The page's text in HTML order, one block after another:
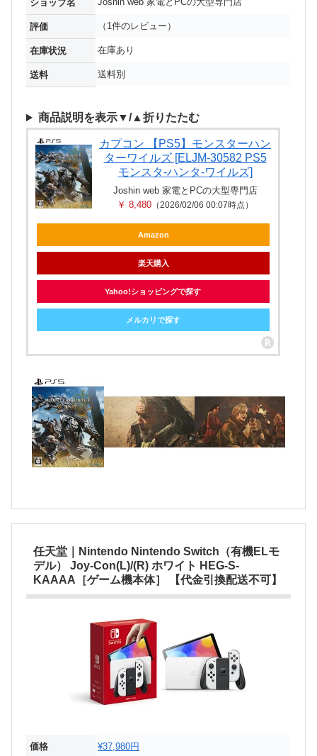
ショップ名
評価 （1件のレビュー）
在庫状況 在庫あり
送料 送料別
商品説明を表示▼/▲折りたたむ
カプコン 【PS5】モンスターハン
ターワイルズ [ELJM-30582 PS5
モンスタ-ハンタ-ワイルズ]
Joshin web 家電とPCの大型専門店
￥ 8,480 （2026/02/06 00:07時点）
Amazon
楽天購入
Yahoo!ショッピングで探す
メルカリで探す
任天堂｜Nintendo Nintendo Switch（有機ELモ
デル） Joy-Con(L)/(R) ホワイト HEG-S-
KAAAA［ゲーム機本体］ 【代金引換配送不可】
価格 ¥37,980円